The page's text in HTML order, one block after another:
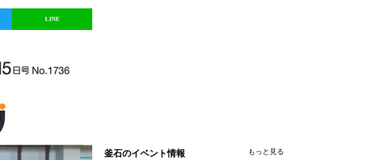
LINE
釜石のイベント情報 もっと見る